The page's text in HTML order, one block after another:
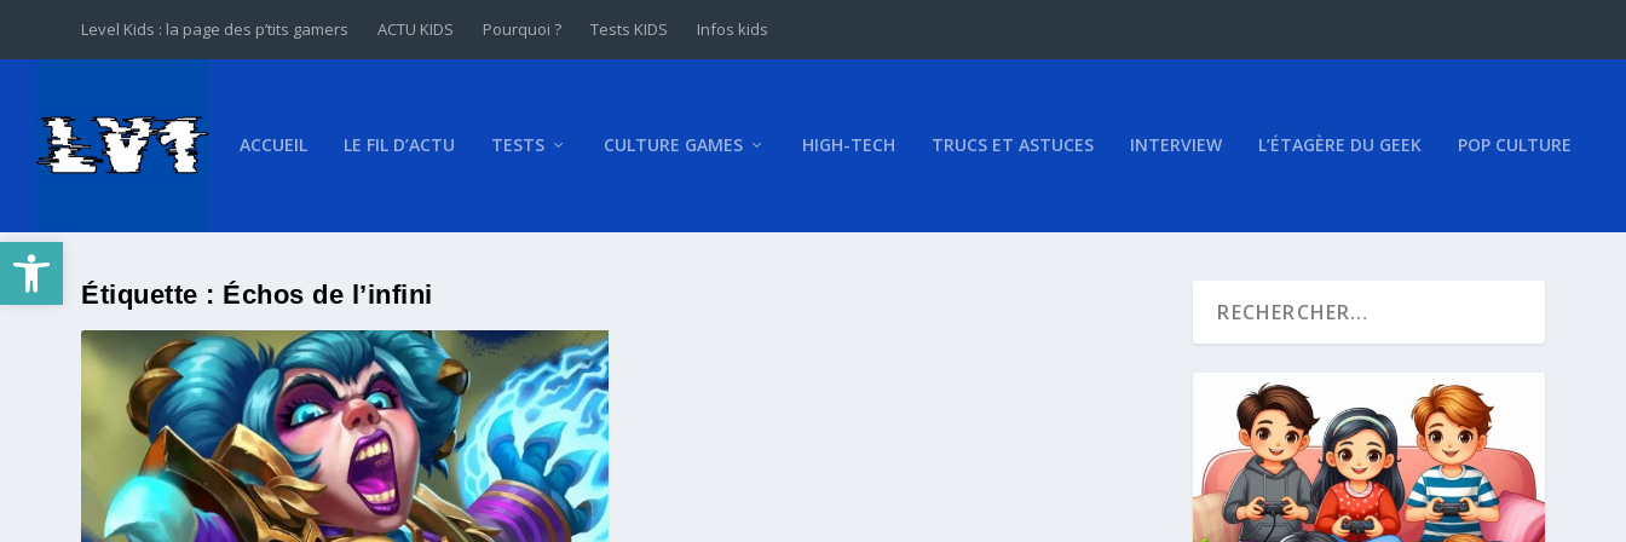
Ouvrir la barre d’outils
Level Kids : la page des p’tits gamers ACTU KIDS Pourquoi ? Tests KIDS Infos kids
ACCUEIL LE FIL D’ACTU TESTS CULTURE GAMES HIGH-TECH TRUCS ET ASTUCES INTERVIEW L’ÉTAGÈRE DU GEEK POP CULTURE
Étiquette : Échos de l’infini